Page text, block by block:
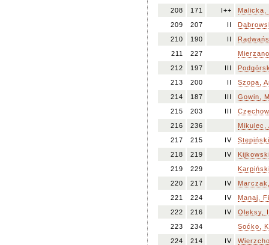
208
171 I++
Malicka,
209
207 II
210
190 II
211
227
212
197 III
213
200 II
Szopa,
214
187 III
Gowin,
215
203 III
216
236
Mikulec,
217
215 IV
218
219 IV
219
229
220
217 IV
221
224 IV
Manaj,
222
216 IV
Oleksy,
223
234
Soćko,
224
214 IV